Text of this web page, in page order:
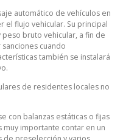
automático de vehículos en
el flujo vehicular. Su principal
bruto vehicular, a fin de
cuando
también se instalará
de residentes locales no
con balanzas estáticas o fijas
muy importante contar en un